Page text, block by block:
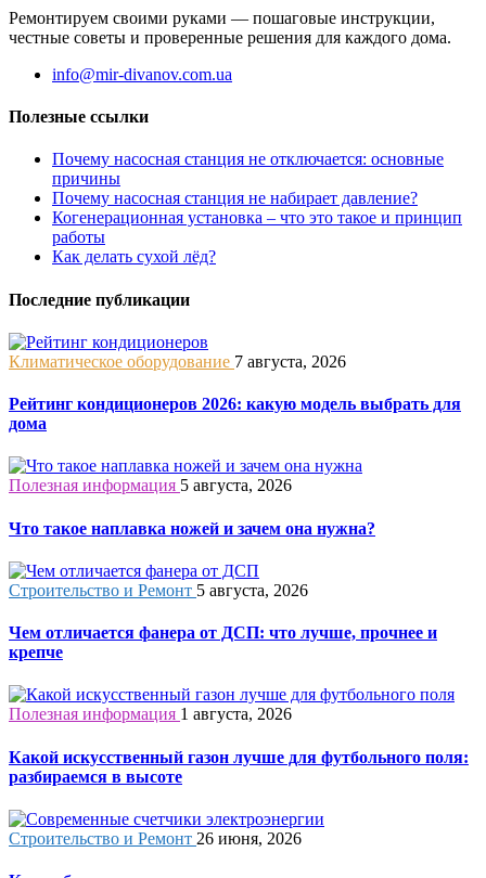
Ремонтируем своими руками — пошаговые инструкции,
честные советы и проверенные решения для каждого дома.
info@mir-divanov.com.ua
Полезные ссылки
Почему насосная станция не отключается: основные
причины
Почему насосная станция не набирает давление?
Когенерационная установка – что это такое и принцип
работы
Как делать сухой лёд?
Последние публикации
Климатическое оборудование 7 августа, 2026
Рейтинг кондиционеров 2026: какую модель выбрать для
дома
Полезная информация 5 августа, 2026
Что такое наплавка ножей и зачем она нужна?
Строительство и Ремонт 5 августа, 2026
Чем отличается фанера от ДСП: что лучше, прочнее и
крепче
Полезная информация 1 августа, 2026
Какой искусственный газон лучше для футбольного поля:
разбираемся в высоте
Строительство и Ремонт 26 июня, 2026